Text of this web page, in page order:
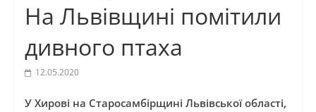
На Львівщині помітили
дивного птаха
12.05.2020
У Хирові на Старосамбірщині Львівської області,